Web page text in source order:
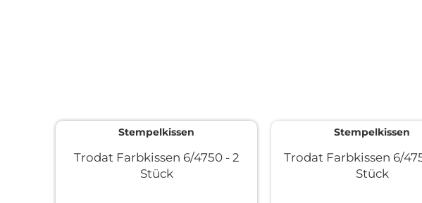
Stempelkissen
Trodat Farbkissen 6/4750 - 2
Stück
Stempelkissen
Trodat Farbkissen 6/
Stück